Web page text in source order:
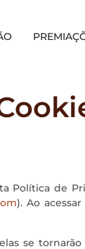
Política de
). Ao
se